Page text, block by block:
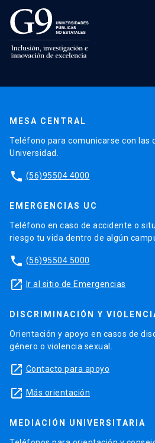
MESA CENTRAL
Teléfono para comunicarse con las
Universidad.
phone (56)95504 4000
EMERGENCIAS UC
Teléfono en caso de accidente o
riesgo tu vida dentro de algún
phone (56)95504 5000
launch Ir al sitio de Emergencias
DISCRIMINACIÓN Y
Orientación y apoyo en casos de
género o violencia sexual.
launch Contacto para apoyo
launch Más orientación
MEDIACIÓN UNIVERSITARIA